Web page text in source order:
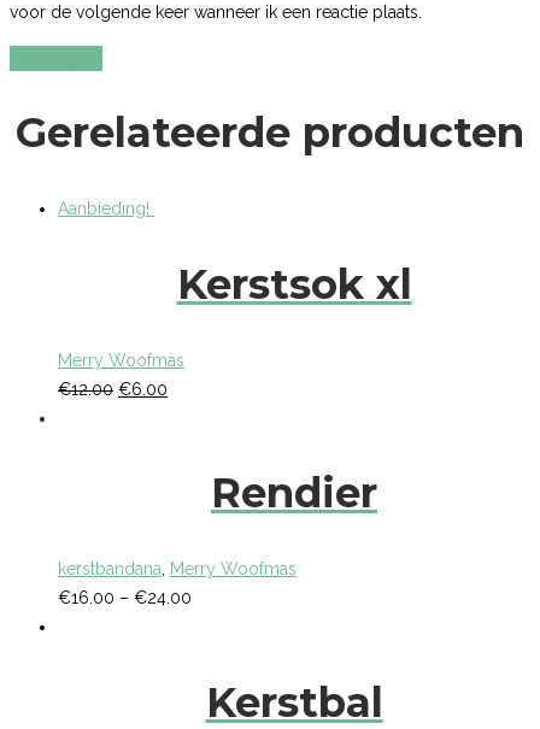
voor de volgende keer wanneer ik een reactie plaats.
Gerelateerde producten
Aanbieding!
Kerstsok xl
Merry Woofmas
€12.00 €6.00
Rendier
kerstbandana, Merry Woofmas
€16.00 – €24.00
Kerstbal